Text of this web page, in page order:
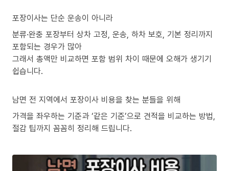
포장이사는 단순 운송이 아니라
분류·완충 포장부터 상차 고정, 운송, 하차 보호, 기본 정리까지
포함되는 경우가 많아
그래서 총액만 비교하면 포함 범위 차이 때문에 오해가 생기기
쉽습니다.
남면 전 지역에서 포장이사 비용을 찾는 분들을 위해
가격을 좌우하는 기준과 ‘같은 기준’으로 견적을 비교하는 방법,
절감 팁까지 꼼꼼히 정리해 드립니다.